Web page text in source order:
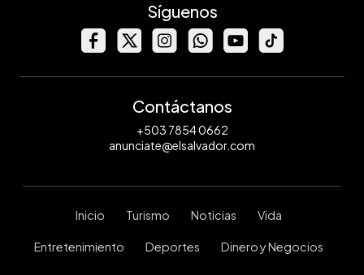
Síguenos
Contáctanos
+503 7854 0662
anunciate@elsalvador.com
Inicio Turismo Noticias Vida
Entretenimiento Deportes Dinero y Negocios